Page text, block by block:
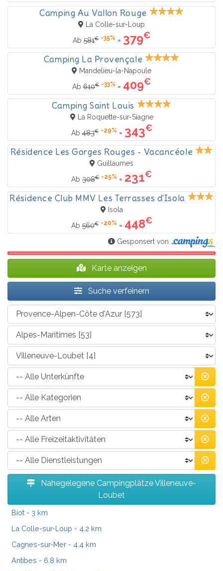
Camping Au Vallon Rouge
La Colle-sur-Loup
Ab 581€ -35% = 379€
Camping La Provençale
Mandelieu-la-Napoule
Ab 610€ -33% = 409€
Camping Saint Louis
La Roquette-sur-Siagne
Ab483€ -29% = 343€
Résidence Les Gorges Rouges - Vacancéole
Guillaumes
Ab 308€ -25% = 231€
Résidence Club MMV Les Terrasses d'Isola
Isola
Ab560€ -20% = 448€
Gesponsert von
Karte anzeigen
Suche verfeinern
Nahegelegene Campingplätze Villeneuve-
Loubet
Biot - 3 km
La Colle-sur-Loup - 4.2 km
Cagnes-sur-Mer - 4.4 km
Antibes - 6.8 km